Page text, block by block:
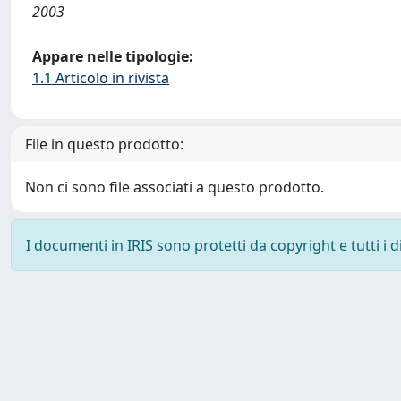
2003
Appare nelle tipologie:
1.1 Articolo in rivista
File in questo prodotto:
Non ci sono file associati a questo prodotto.
I documenti in IRIS sono protetti da copyright e tutti i